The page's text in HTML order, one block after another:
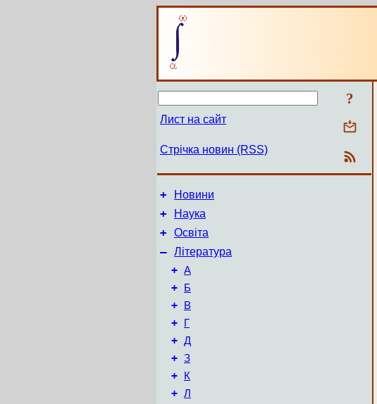
?
Лист на сайт
Стрічка новин (RSS)
+ Новини
+ Наука
+ Освіта
– Література
+ А
+ Б
+ В
+ Г
+ Д
+ З
+ К
+ Л